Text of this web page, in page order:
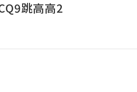
跳高高2